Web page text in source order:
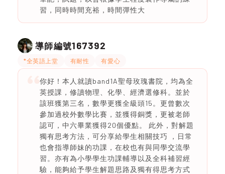
習，同時時間充裕，時間彈性大
導師編號167392
*全英語上堂 有耐性 有愛心
你好！本人就讀band1A聖母玫瑰書院，均為全
英授課，修讀物理、化學、經濟選修科。並於
該班獲第三名，數學更獲全級頭15。更曾數次
參加過校外數學比賽，並獲得銅獎，更被老師
認可，中六畢業獲得20個優點。 此外，對解題
獨有思考方法，可分享給學生相關技巧 ，日常
也會指導師妹的功課，在校也有與同學交流學
習。亦有為小學學生功課輔導以及全科補習經
驗，能夠給予學生解題思路及獨有得思考方式